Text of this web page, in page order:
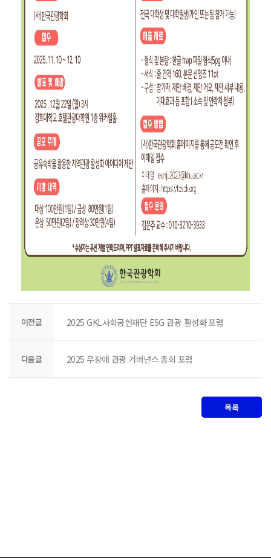
이전글 2025 GKL사회공헌재단 ESG 관광 활성화 포럼
다음글 2025 무장애 관광 거버넌스 총회 포럼
목록